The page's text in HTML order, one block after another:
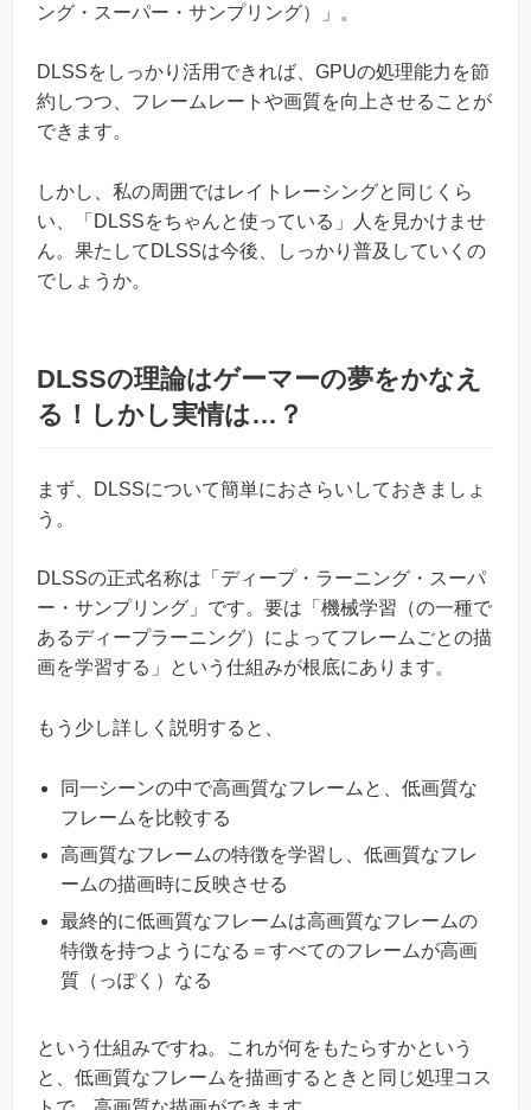
ング・スーパー・サンプリング）」。
DLSSをしっかり活用できれば、GPUの処理能力を節
約しつつ、フレームレートや画質を向上させることが
できます。
しかし、私の周囲ではレイトレーシングと同じくら
い、「DLSSをちゃんと使っている」人を見かけませ
ん。果たしてDLSSは今後、しっかり普及していくの
でしょうか。
DLSSの理論はゲーマーの夢をかなえ
る！しかし実情は…？
まず、DLSSについて簡単におさらいしておきましょ
う。
DLSSの正式名称は「ディープ・ラーニング・スーパ
ー・サンプリング」です。要は「機械学習（の一種で
あるディープラーニング）によってフレームごとの描
画を学習する」という仕組みが根底にあります。
もう少し詳しく説明すると、
同一シーンの中で高画質なフレームと、低画質な
フレームを比較する
高画質なフレームの特徴を学習し、低画質なフレ
ームの描画時に反映させる
最終的に低画質なフレームは高画質なフレームの
特徴を持つようになる＝すべてのフレームが高画
質（っぽく）なる
という仕組みですね。これが何をもたらすかという
と、低画質なフレームを描画するときと同じ処理コス